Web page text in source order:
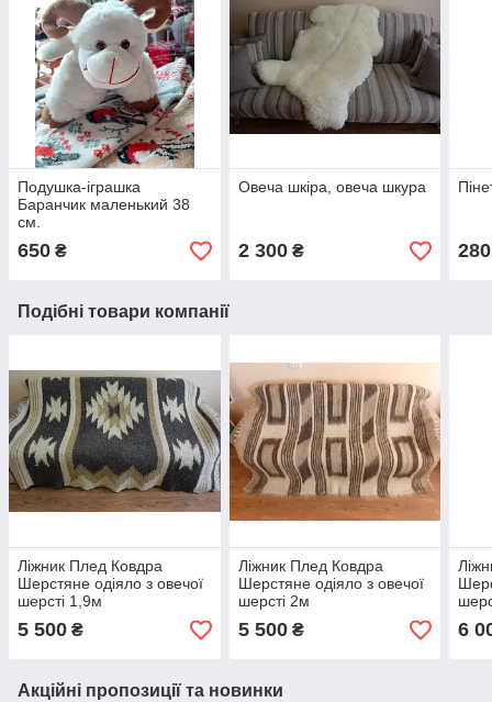
Подушка-іграшка
Баранчик маленький 38
см.
650 ₴
Овеча шкiра, овеча шкура
2 300₴ 280
Подібні товари компанії
Ліжник Плед Ковдра
Шерстяне одіяло з овечої
шерсті 1,9м
5 500 ₴
Ліжник Плед Ковдра
Шерстяне одіяло з овечої
шерсті 2м
5 500₴ 6
Акційні пропозиції та новинки